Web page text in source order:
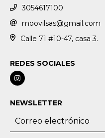
3054617100
moovilsas@gmail.com
Calle 71 #10-47, casa 3.
REDES SOCIALES
NEWSLETTER